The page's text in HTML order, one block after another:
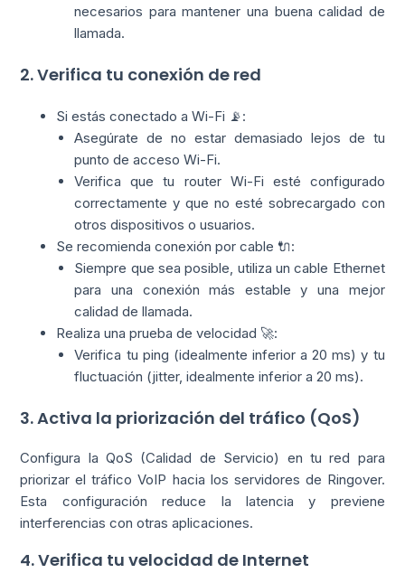
necesarios para mantener una buena calidad de
llamada.
2. Verifica tu conexión de red
Si estás conectado a Wi-Fi 📡:
Asegúrate de no estar demasiado lejos de tu
punto de acceso Wi-Fi.
Verifica que tu router Wi-Fi esté configurado
correctamente y que no esté sobrecargado con
otros dispositivos o usuarios.
Se recomienda conexión por cable 🔌:
Siempre que sea posible, utiliza un cable Ethernet
para una conexión más estable y una mejor
calidad de llamada.
Realiza una prueba de velocidad 🚀:
Verifica tu ping (idealmente inferior a 20 ms) y tu
fluctuación (jitter, idealmente inferior a 20 ms).
3. Activa la priorización del tráfico (QoS)
Configura la QoS (Calidad de Servicio) en tu red para
priorizar el tráfico VoIP hacia los servidores de Ringover.
Esta configuración reduce la latencia y previene
interferencias con otras aplicaciones.
4. Verifica tu velocidad de Internet